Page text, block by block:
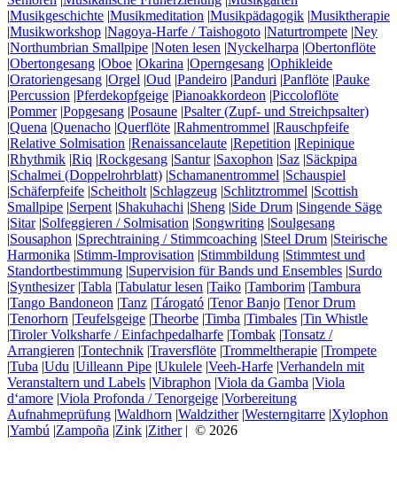
|Musikgeschichte |Musikmeditation |Musikpädagogik |Musiktherapie
|Musikworkshop |Nagoya-Harfe / Taishogoto |Naturtrompete |Ney
|Northumbrian Smallpipe |Noten lesen |Nyckelharpa |Obertonflöte
|Obertongesang |Oboe |Okarina |Operngesang |Ophikleide
|Oratoriengesang |Orgel |Oud |Pandeiro |Panduri |Panflöte |Pauke
|Percussion |Pferdekopfgeige |Pianoakkordeon |Piccoloflöte
|Pommer|Popgesang |Posaune |Psalter (Zupf- und Streichpsalter)
|Quena |Quenacho |Querflöte |Rahmentrommel |Rauschpfeife
|Relative Solmisation |Renaissancelaute |Repetition |Repinique
|Rhythmik |Riq |Rockgesang |Santur|Saxophon |Saz |Säckpipa
|Schalmei (Doppelrohrblatt) |Schamanentrommel |Schauspiel
|Schäferpfeife |Scheitholt|Schlagzeug |Schlitztrommel |Scottish
Smallpipe |Serpent|Shakuhachi |Sheng |Side Drum |Singende Säge
|Sitar|Solfeggieren / Solmisation |Songwriting |Soulgesang
|Sousaphon |Sprechtraining / Stimmcoaching |Steel Drum |Steirische
Harmonika |Stimm-Improvisation |Stimmbildung |Stimmtest und
Standortbestimmung |Supervision für Bands und Ensembles |Surdo
|Synthesizer|Tabla |Tabulatur lesen |Taiko |Tamborim |Tambura
|Tango Bandoneon |Tanz |Tárogató |Tenor Banjo |Tenor Drum
|Tenorhorn |Teufelsgeige |Theorbe |Timba |Timbales |Tin Whistle
|Tiroler Volksharfe / Einfachpedalharfe |Tombak |Tonsatz /
Arrangieren |Tontechnik |Traversflöte |Trommeltherapie |Trompete
|Tuba |Udu |Uilleann Pipe |Ukulele |Veeh-Harfe |Verhandeln mit
Veranstaltern und Labels |Vibraphon |Viola da Gamba |Viola
d‘amore |Viola Profonda / Tenorgeige |Vorbereitung
Aufnahmeprüfung |Waldhorn |Waldzither|Westerngitarre |Xylophon
|Yambú |Zampoña |Zink |Zither| © 2026